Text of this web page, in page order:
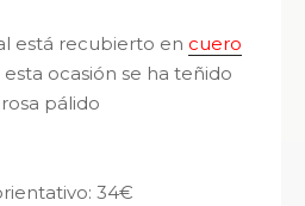
está recubierto en cuero
ocasión se ha teñido
pálido
34€